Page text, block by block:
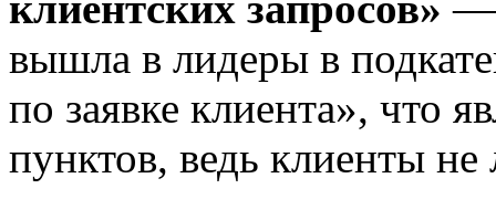
вышла в лидеры в
по заявке клиента», что
пунктов, ведь клиенты